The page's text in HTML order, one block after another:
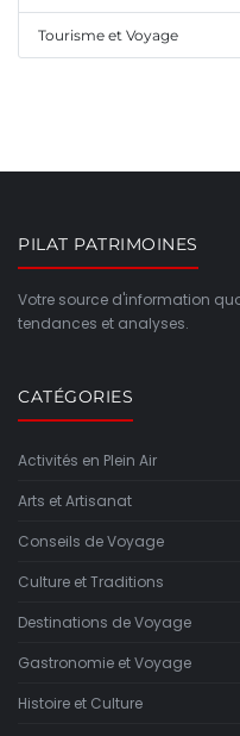
Tourisme et Voyage
PILAT PATRIMOINES
Votre source d'information
tendances et analyses.
CATÉGORIES
Activités en Plein Air
Arts et Artisanat
Conseils de Voyage
Culture et Traditions
Destinations de Voyage
Gastronomie et Voyage
Histoire et Culture